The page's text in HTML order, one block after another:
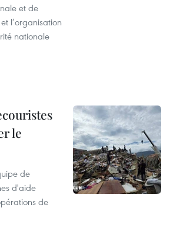
et de
l’organisation
nationale
le
de
d'aide
de